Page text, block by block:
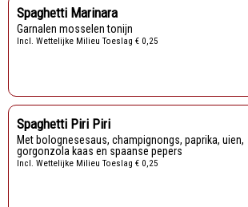
Spaghetti Marinara
Garnalen mosselen tonijn
Incl. Wettelijke Milieu Toeslag € 0,25
Spaghetti Piri Piri
Met bolognesesaus, champignongs, paprika, uien,
gorgonzola kaas en spaanse pepers
Incl. Wettelijke Milieu Toeslag € 0,25